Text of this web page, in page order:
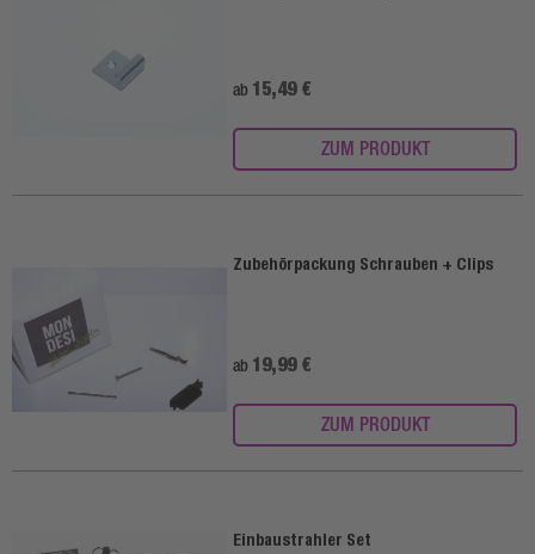
ab 15,49 €
ZUM PRODUKT
Zubehörpackung Schrauben + Clips
ab 19,99 €
ZUM PRODUKT
Einbaustrahler Set